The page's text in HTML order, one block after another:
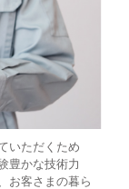
いただくため
豊かな技術力
お客さまの暮ら